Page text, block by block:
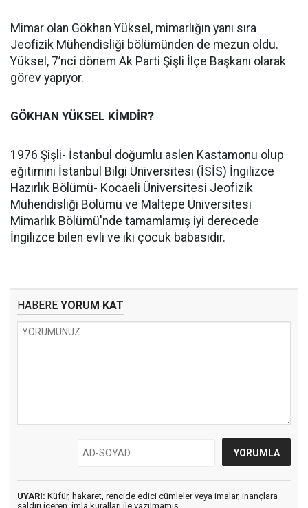
Mimar olan Gökhan Yüksel, mimarlığın yanı sıra
Jeofizik Mühendisliği bölümünden de mezun oldu.
Yüksel, 7’nci dönem Ak Parti Şişli İlçe Başkanı olarak
görev yapıyor.
GÖKHAN YÜKSEL KİMDİR?
1976 Şişli- İstanbul doğumlu aslen Kastamonu olup
eğitimini İstanbul Bilgi Üniversitesi (İSİS) İngilizce
Hazırlık Bölümü- Kocaeli Üniversitesi Jeofizik
Mühendisliği Bölümü ve Maltepe Üniversitesi
Mimarlık Bölümü'nde tamamlamış iyi derecede
İngilizce bilen evli ve iki çocuk babasıdır.
HABERE YORUM KAT
UYARI: Küfür, hakaret, rencide edici cümleler veya imalar, inançlara
saldırı içeren, imla kuralları ile yazılmamış,